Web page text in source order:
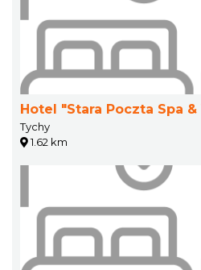
Hotel "Stara Poczta Spa
Tychy
1.62 km